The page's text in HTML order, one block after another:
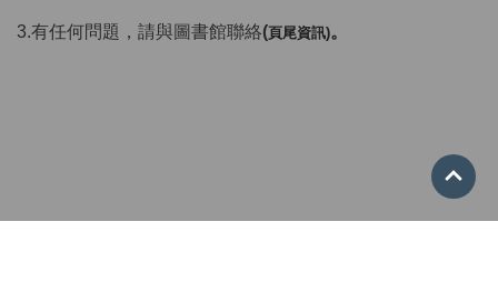
3.有任何問題，請與圖書館聯絡(頁尾資訊)。